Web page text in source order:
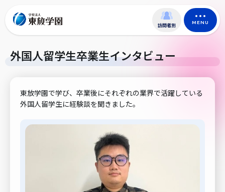
訪問者別 MENU
外国人留学生卒業生インタビュー
東放学園で学び、卒業後にそれぞれの業界で活躍している
外国人留学生に経験談を聞きました。